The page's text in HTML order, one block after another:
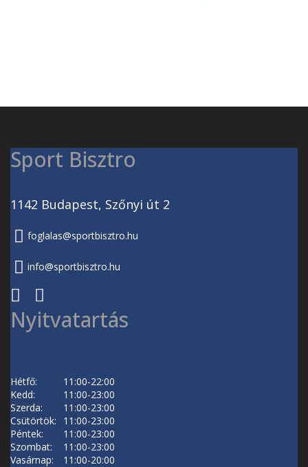
Sport Bisztro
1142 Budapest, Szőnyi út 2
foglalas@sportbisztro.hu
info@sportbisztro.hu
Nyitvatartás
Hétfő:
11:00-22:00
Kedd:
11:00-23:00
Szerda:
11:00-23:00
Csütörtök:
11:00-23:00
Péntek:
11:00-23:00
Szombat:
11:00-23:00
Vasárnap:
11:00-20:00